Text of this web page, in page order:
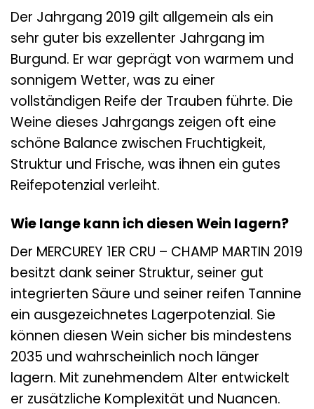
Der Jahrgang 2019 gilt allgemein als ein
sehr guter bis exzellenter Jahrgang im
Burgund. Er war geprägt von warmem und
sonnigem Wetter, was zu einer
vollständigen Reife der Trauben führte. Die
Weine dieses Jahrgangs zeigen oft eine
schöne Balance zwischen Fruchtigkeit,
Struktur und Frische, was ihnen ein gutes
Reifepotenzial verleiht.
Wie lange kann ich diesen Wein lagern?
Der MERCUREY 1ER CRU – CHAMP MARTIN 2019
besitzt dank seiner Struktur, seiner gut
integrierten Säure und seiner reifen Tannine
ein ausgezeichnetes Lagerpotenzial. Sie
können diesen Wein sicher bis mindestens
2035 und wahrscheinlich noch länger
lagern. Mit zunehmendem Alter entwickelt
er zusätzliche Komplexität und Nuancen.